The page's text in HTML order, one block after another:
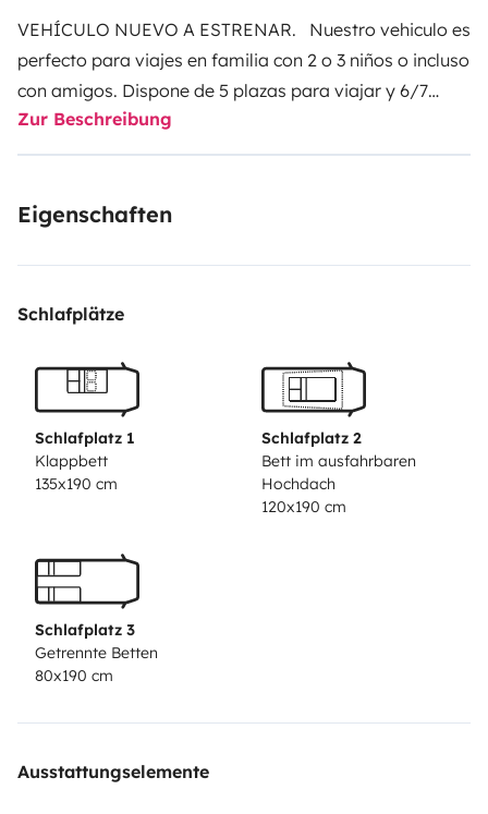
VEHÍCULO NUEVO A ESTRENAR. Nuestro vehiculo es
perfecto para viajes en familia con 2 o 3 niños o incluso
con amigos. Dispone de 5 plazas para viajar y 6/7
dormir.
vehículo automático es muy agradable de conducir.
funcional. Vehículo muy luminoso gracias a sus cinco
pensado para tu máxima comodidad.
El gran espacio en la bodega donde también se
accede desde dentro del vehículo permitirá llevarte
todo lo necesario para tus actividades al aire libre.
3Porta bicicletas
Frigorífico grande de 140l congelador independiente y
botellero.
Placa solar
Zur Beschreibung
Eigenschaften
Schlafplätze
Schlafplatz 1
Klappbett
135x190 cm
Schlafplatz 2
Bett im ausfahrbaren
Hochdach
120x190 cm
Schlafplatz 3
Getrennte Betten
80x190 cm
Ausstattungselemente